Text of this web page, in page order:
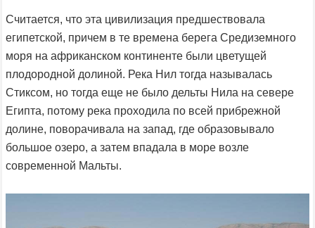
Считается, что эта цивилизация предшествовала
египетской, причем в те времена берега Средиземного
моря на африканском континенте были цветущей
плодородной долиной. Река Нил тогда называлась
Стиксом, но тогда еще не было дельты Нила на севере
Египта, потому река проходила по всей прибрежной
долине, поворачивала на запад, где образовывало
большое озеро, а затем впадала в море возле
современной Мальты.